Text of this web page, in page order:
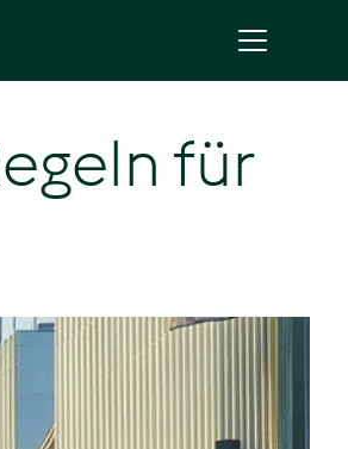
für